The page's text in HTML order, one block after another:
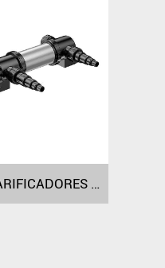
CUV CLARIFICADORES UV-C DA SÉRIE CUV-824 CUV-7110